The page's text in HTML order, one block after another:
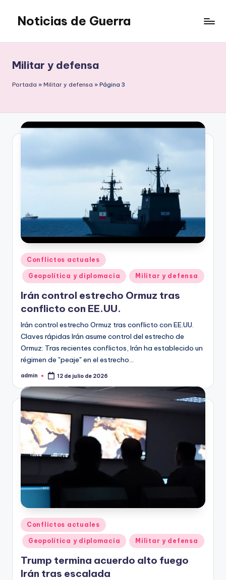
Saltar
contenido
Noticias de Guerra
Militar y defensa
Portada » Militar y defensa » Página 3
Publicado
en
Conflictos actuales
Geopolítica y diplomacia Militar y defensa
Irán control estrecho Ormuz tras
conflicto con EE.UU.
Irán control estrecho Ormuz tras conflicto con EE.UU.
Claves rápidas Irán asume control del estrecho de
Ormuz: Tras recientes conflictos, Irán ha establecido un
régimen de "peaje" en el estrecho…
Publicado
admin 12 de julio de 2026
Publicado
en
Conflictos actuales
Geopolítica y diplomacia Militar y defensa
Trump termina acuerdo alto fuego
Irán tras escalada